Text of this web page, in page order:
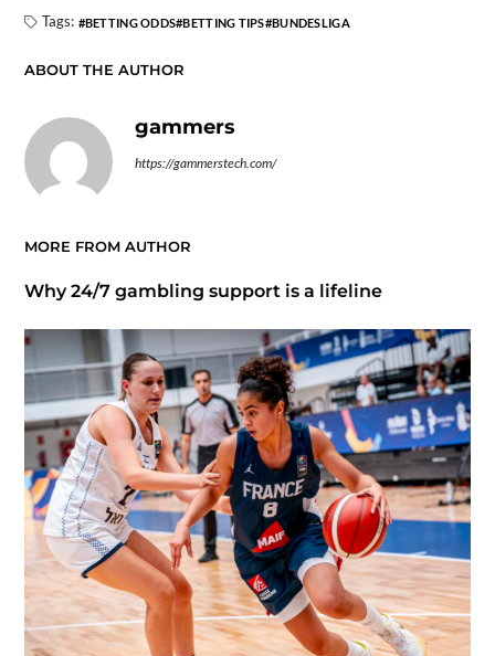
Tags: BETTING ODDS BETTING TIPS BUNDESLIGA
ABOUT THE AUTHOR
gammers
https://gammerstech.com/
MORE FROM AUTHOR
Why 24/7 gambling support is a lifeline